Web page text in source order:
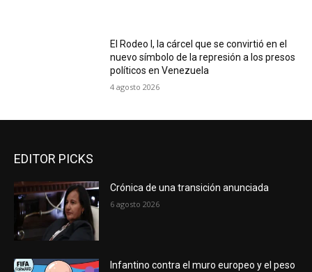
El Rodeo I, la cárcel que se convirtió en el
nuevo símbolo de la represión a los presos
políticos en Venezuela
4 agosto 2026
EDITOR PICKS
Crónica de una transición anunciada
6 agosto 2026
Infantino contra el muro europeo y el peso